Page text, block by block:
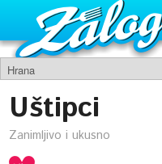
Uštipci
Zanimljivo i ukusno